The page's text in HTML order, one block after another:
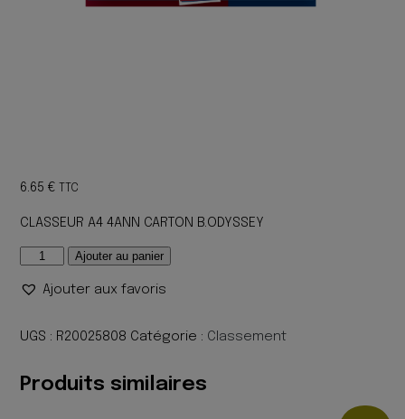
6.65€ TTC
CLASSEUR A4 4ANN CARTON B.ODYSSEY
quantité
CLASSEUR
4ANN
B.ODYSSEY
Ajouter au panier
Ajouter aux favoris
UGS : R20025808 Catégorie : Classement
Produits similaires